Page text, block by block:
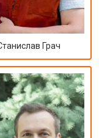
Грач